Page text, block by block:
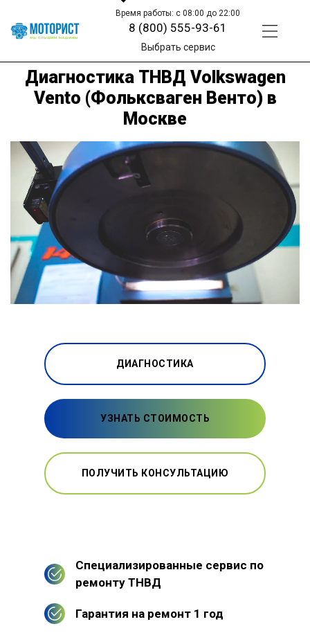
Время работы: с 08:00 до 22:00
8 (800) 555-93-61
Выбрать сервис
Диагностика ТНВД Volkswagen
Vento (Фольксваген Венто) в
Москве
ДИАГНОСТИКА
УЗНАТЬ СТОИМОСТЬ
ПОЛУЧИТЬ КОНСУЛЬТАЦИЮ
Специализированные сервис по
ремонту ТНВД
Гарантия на ремонт 1 год